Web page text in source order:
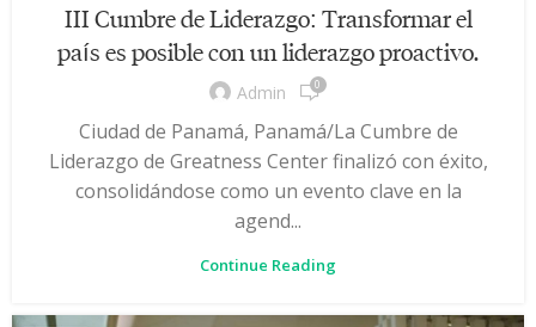
III Cumbre de Liderazgo: Transformar el
país es posible con un liderazgo proactivo.
Admin 0
Ciudad de Panamá, Panamá/La Cumbre de
Liderazgo de Greatness Center finalizó con éxito,
consolidándose como un evento clave en la
agend...
Continue Reading